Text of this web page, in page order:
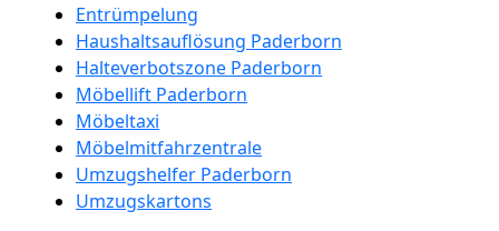
Entrümpelung
Haushaltsauflösung Paderborn
Halteverbotszone Paderborn
Möbellift Paderborn
Möbeltaxi
Möbelmitfahrzentrale
Umzugshelfer Paderborn
Umzugskartons